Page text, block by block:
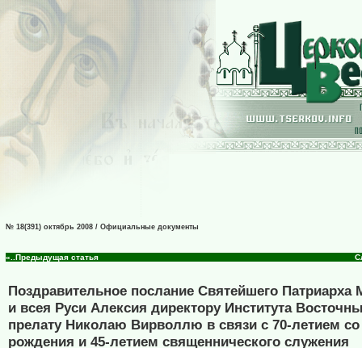
№ 18(391) октябрь 2008 / Официальные документы
«..Предыдущая статья
Поздравительное послание Святейшего Патриарха
и всея Руси Алексия директору Института
прелату Николаю Вирволлю в связи с 70-летием
рождения и 45-летием священнического служения